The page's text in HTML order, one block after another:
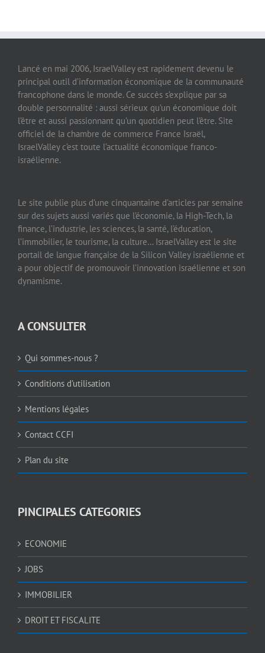
Lancé en mai 2006, IsraelValley est rapidement devenu le
principal outil d’information économique de la communauté
francophone dans le monde. Ce succès s’explique par sa
double personnalité : aussi sérieux qu’un économique doit
l’être et aussi passionnant qu’un quotidien peut l’être. Site
officiel de la chambre de commerce France Israël,
IsraelValley c’est toute l’actualité économique franco-
israélienne.
Le site publie plus d’une cinquantaine d’articles par semaine
sur des sujets aussi variés que l’économie, la High-Tech, la
finance, l’industrie, les sciences, la santé, l’éducation,
l’immobilier, le tourisme, la culture… IsraelValley est le site
portail de langue française de la Silicon Valley israélienne et
a pour objectif de promouvoir l’innovation israélienne et son
dynamisme.
A CONSULTER
Qui sommes-nous ?
Conditions d’utilisation
Mentions légales
Contact CCFI
Plan du site
PINCIPALES CATEGORIES
ECONOMIE
JOBS
IMMOBILIER
DROIT ET FISCALITE